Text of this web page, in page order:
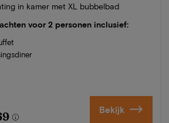
in kamer met XL bubbelbad
voor 2 personen inclusief:
Bekijk